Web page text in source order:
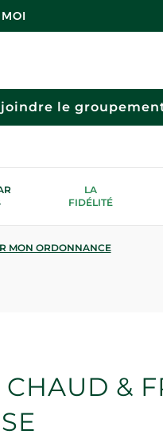
le
LA
FIDÉLITÉ
MON ORDONNANCE
&